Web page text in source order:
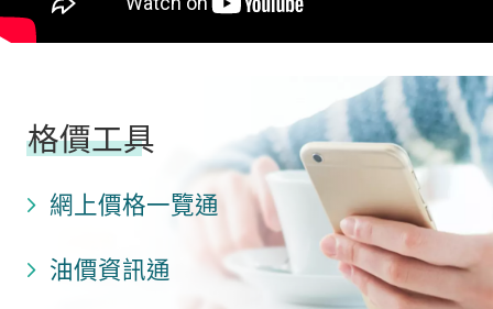
格價工具
網上價格一覽通
油價資訊通